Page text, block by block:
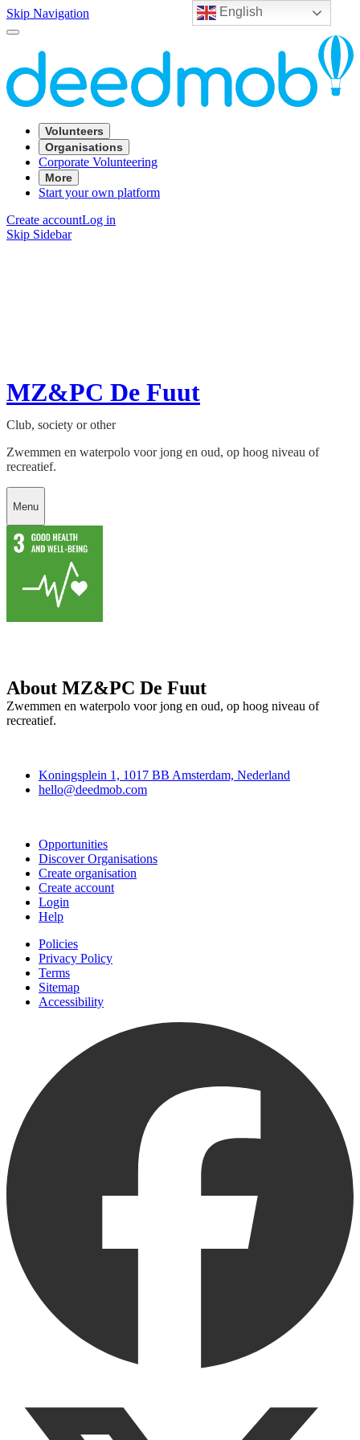
English
Skip Navigation
Volunteers
Organisations
Corporate Volunteering
More
Start your own platform
Create accountLog in
Skip Sidebar
MZ&PC De Fuut
Club, society or other
Zwemmen en waterpolo voor jong en oud, op hoog niveau of
recreatief.
Menu
About MZ&PC De Fuut
Zwemmen en waterpolo voor jong en oud, op hoog niveau of
recreatief.
Koningsplein 1, 1017 BB Amsterdam, Nederland
hello@deedmob.com
Opportunities
Discover Organisations
Create organisation
Create account
Login
Help
Policies
Privacy Policy
Terms
Sitemap
Accessibility